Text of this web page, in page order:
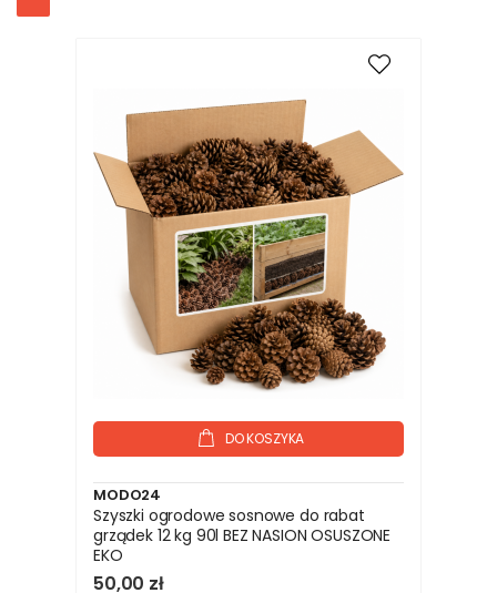
DO KOSZYKA
MODO24
Szyszki ogrodowe sosnowe do rabat
grządek 12 kg 90l BEZ NASION OSUSZONE
EKO
50,00 zł